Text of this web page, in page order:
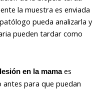
la muestra es enviada
pueda analizarla y
pueden tardar como
en la mamaes
para que puedan